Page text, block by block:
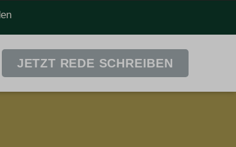
JETZT REDE SCHREIBEN